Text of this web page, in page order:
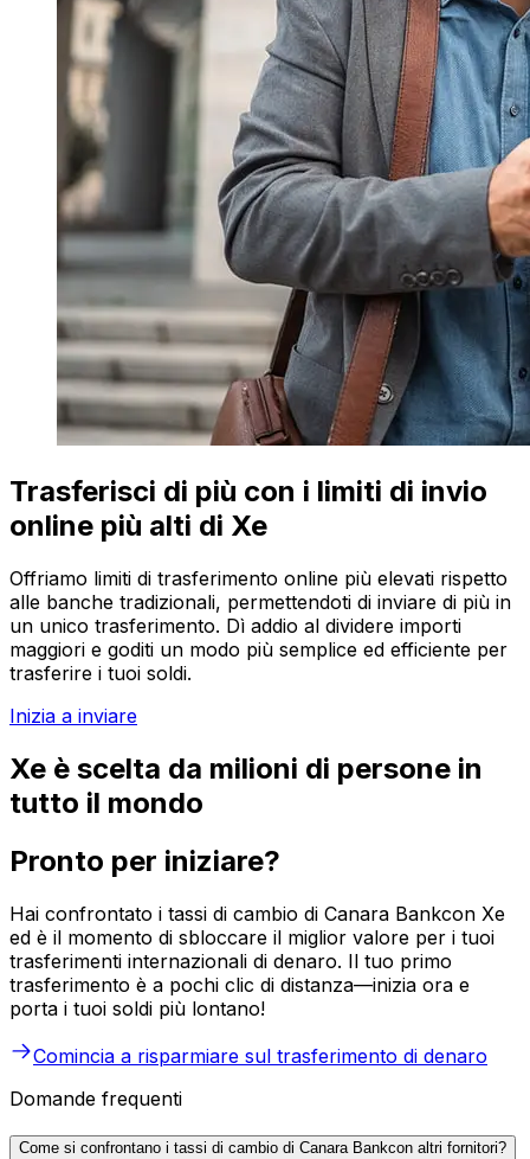
Trasferisci di più con i limiti di invio
online più alti di Xe
Offriamo limiti di trasferimento online più elevati rispetto
alle banche tradizionali, permettendoti di inviare di più in
un unico trasferimento. Dì addio al dividere importi
maggiori e goditi un modo più semplice ed efficiente per
trasferire i tuoi soldi.
Inizia a inviare
Xe è scelta da milioni di persone in
tutto il mondo
Pronto per iniziare?
Hai confrontato i tassi di cambio di Canara Bankcon Xe
ed è il momento di sbloccare il miglior valore per i tuoi
trasferimenti internazionali di denaro. Il tuo primo
trasferimento è a pochi clic di distanza—inizia ora e
porta i tuoi soldi più lontano!
Comincia a risparmiare sul trasferimento di denaro
Domande frequenti
Come si confrontano i tassi di cambio di Canara Bankcon altri fornitori?